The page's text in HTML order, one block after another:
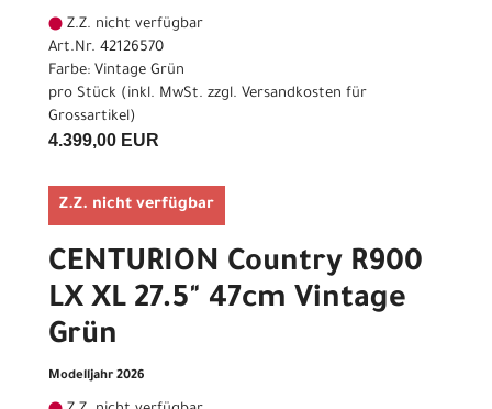
Z.Z. nicht verfügbar
Art.Nr. 42126570
Farbe: Vintage Grün
pro Stück (inkl. MwSt. zzgl. Versandkosten für
Grossartikel)
4.399,00 EUR
Z.Z. nicht verfügbar
CENTURION Country R900
LX XL 27.5" 47cm Vintage
Grün
Modelljahr 2026